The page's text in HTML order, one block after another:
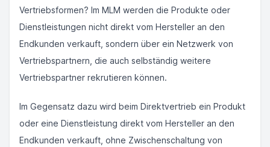
Vertriebsformen? Im MLM werden die Produkte oder
Dienstleistungen nicht direkt vom Hersteller an den
Endkunden verkauft, sondern über ein Netzwerk von
Vertriebspartnern, die auch selbständig weitere
Vertriebspartner rekrutieren können.
Im Gegensatz dazu wird beim Direktvertrieb ein Produkt
oder eine Dienstleistung direkt vom Hersteller an den
Endkunden verkauft, ohne Zwischenschaltung von